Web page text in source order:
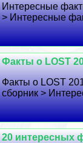
Интересные
> Интересные
Факты о LOST
Факты о LOST
сборник >
20 интересных